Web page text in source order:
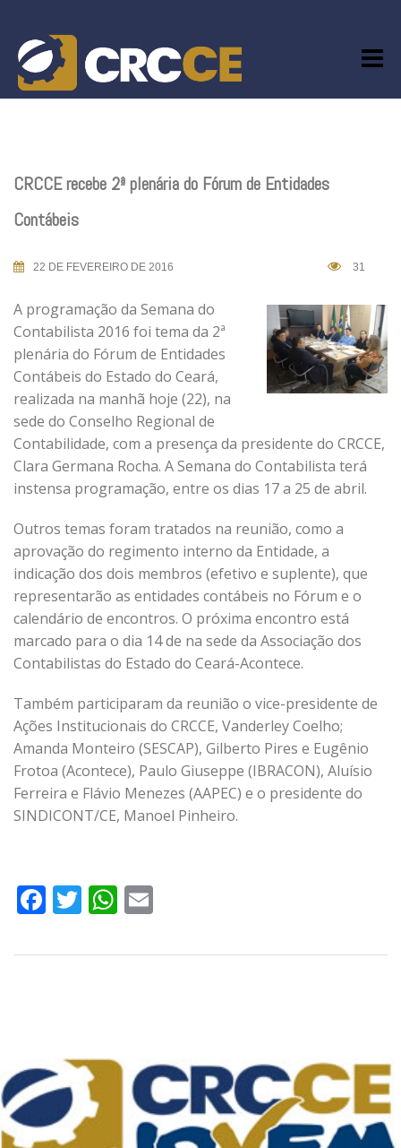
content
CRCCE recebe 2ª plenária do Fórum de Entidades
Contábeis
22 DE FEVEREIRO DE 2016 31
A programação da Semana do
Contabilista 2016 foi tema da 2ª
plenária do Fórum de Entidades
Contábeis do Estado do Ceará,
realizada na manhã hoje (22), na
sede do Conselho Regional de
Contabilidade, com a presença da presidente do CRCCE,
Clara Germana Rocha. A Semana do Contabilista terá
instensa programação, entre os dias 17 a 25 de abril.
Outros temas foram tratados na reunião, como a
aprovação do regimento interno da Entidade, a
indicação dos dois membros (efetivo e suplente), que
representarão as entidades contábeis no Fórum e o
calendário de encontros. O próxima encontro está
marcado para o dia 14 de na sede da Associação dos
Contabilistas do Estado do Ceará-Acontece.
Também participaram da reunião o vice-presidente de
Ações Institucionais do CRCCE, Vanderley Coelho;
Amanda Monteiro (SESCAP), Gilberto Pires e Eugênio
Frotoa (Acontece), Paulo Giuseppe (IBRACON), Aluísio
Ferreira e Flávio Menezes (AAPEC) e o presidente do
SINDICONT/CE, Manoel Pinheiro.
Facebook
TwitterWhatsApp